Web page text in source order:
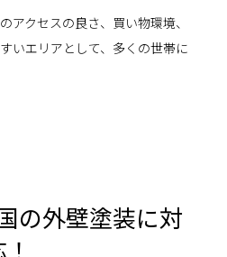
アクセスの良さ、買い物環境、
いエリアとして、多くの世帯に
の外壁塗装に対